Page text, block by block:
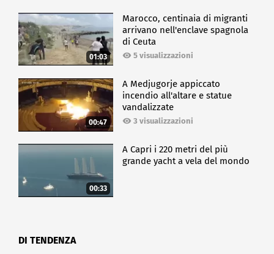
01:03
Marocco, centinaia di migranti
arrivano nell'enclave spagnola
di Ceuta
5 visualizzazioni
00:47
A Medjugorje appiccato
incendio all'altare e statue
vandalizzate
3 visualizzazioni
00:33
A Capri i 220 metri del più
grande yacht a vela del mondo
DI TENDENZA